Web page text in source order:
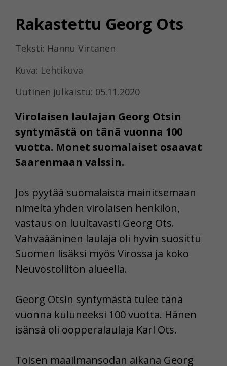
Rakastettu Georg Ots
Teksti: Hannu Virtanen
Kuva: Lehtikuva
Uutinen julkaistu: 05.11.2020
Virolaisen laulajan Georg Otsin
syntymästä on tänä vuonna 100
vuotta. Monet suomalaiset osaavat
Saarenmaan valssin.
Jos pyytää suomalaista mainitsemaan
nimeltä yhden virolaisen henkilön,
vastaus on luultavasti Georg Ots.
Vahvaääninen laulaja oli hyvin suosittu
Suomen lisäksi myös Virossa ja koko
Neuvostoliiton alueella.
Georg Otsin syntymästä tulee tänä
vuonna kuluneeksi 100 vuotta. Hänen
isänsä oli oopperalaulaja Karl Ots.
Toisen maailmansodan aikana Georg